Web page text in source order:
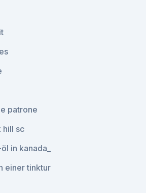
patrone
hill sc
in kanada_
einer tinktur